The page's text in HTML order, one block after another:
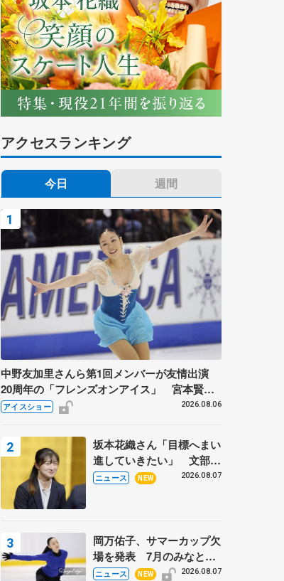
アクセスランキング
今日 週間
中野友加里さんら第1回メンバーが友情出演
20周年の「フレンズオンアイス」 宮本賢二
さん、有川梨絵さん、田村岳斗さんも
アイスショー 2026.08.06
坂本花織さん「目標へまい
進していきたい」 文部科
学省スポーツ表彰式で代表
ニュース NEW 2026.08.07
岡万佑子、サマーカップ欠
場を発表 7月のみなとア
クルス杯は腰痛の影響で
ニュース NEW 2026.08.07